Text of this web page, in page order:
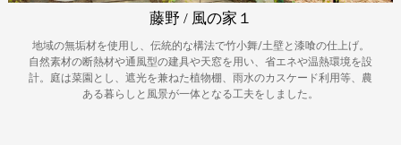
藤野 / 風の家１
地域の無垢材を使用し、伝統的な構法で竹小舞/土壁と漆喰の仕上げ。
自然素材の断熱材や通風型の建具や天窓を用い、省エネや温熱環境を設
計。庭は菜園とし、遮光を兼ねた植物棚、雨水のカスケード利用等、農
ある暮らしと風景が一体となる工夫をしました。